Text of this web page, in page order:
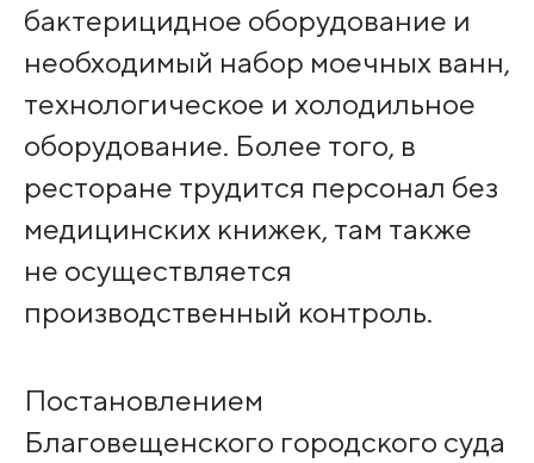
бактерицидное оборудование и
необходимый набор моечных ванн,
технологическое и холодильное
оборудование. Более того, в
ресторане трудится персонал без
медицинских книжек, там также
не осуществляется
производственный контроль.
Постановлением
Благовещенского городского суда